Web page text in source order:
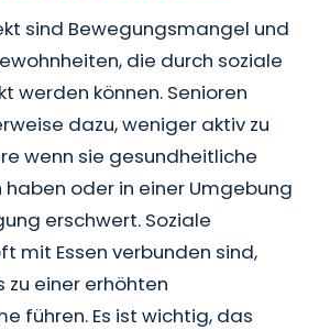
sind Bewegungsmangel und
die durch soziale
werden können. Senioren
dazu, weniger aktiv zu
wenn sie gesundheitliche
haben oder in einer Umgebung
erschwert. Soziale
mit Essen verbunden sind,
zu einer erhöhten
führen. Es ist wichtig, das